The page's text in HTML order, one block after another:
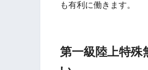
も有利に働きます。
第一級陸上特殊